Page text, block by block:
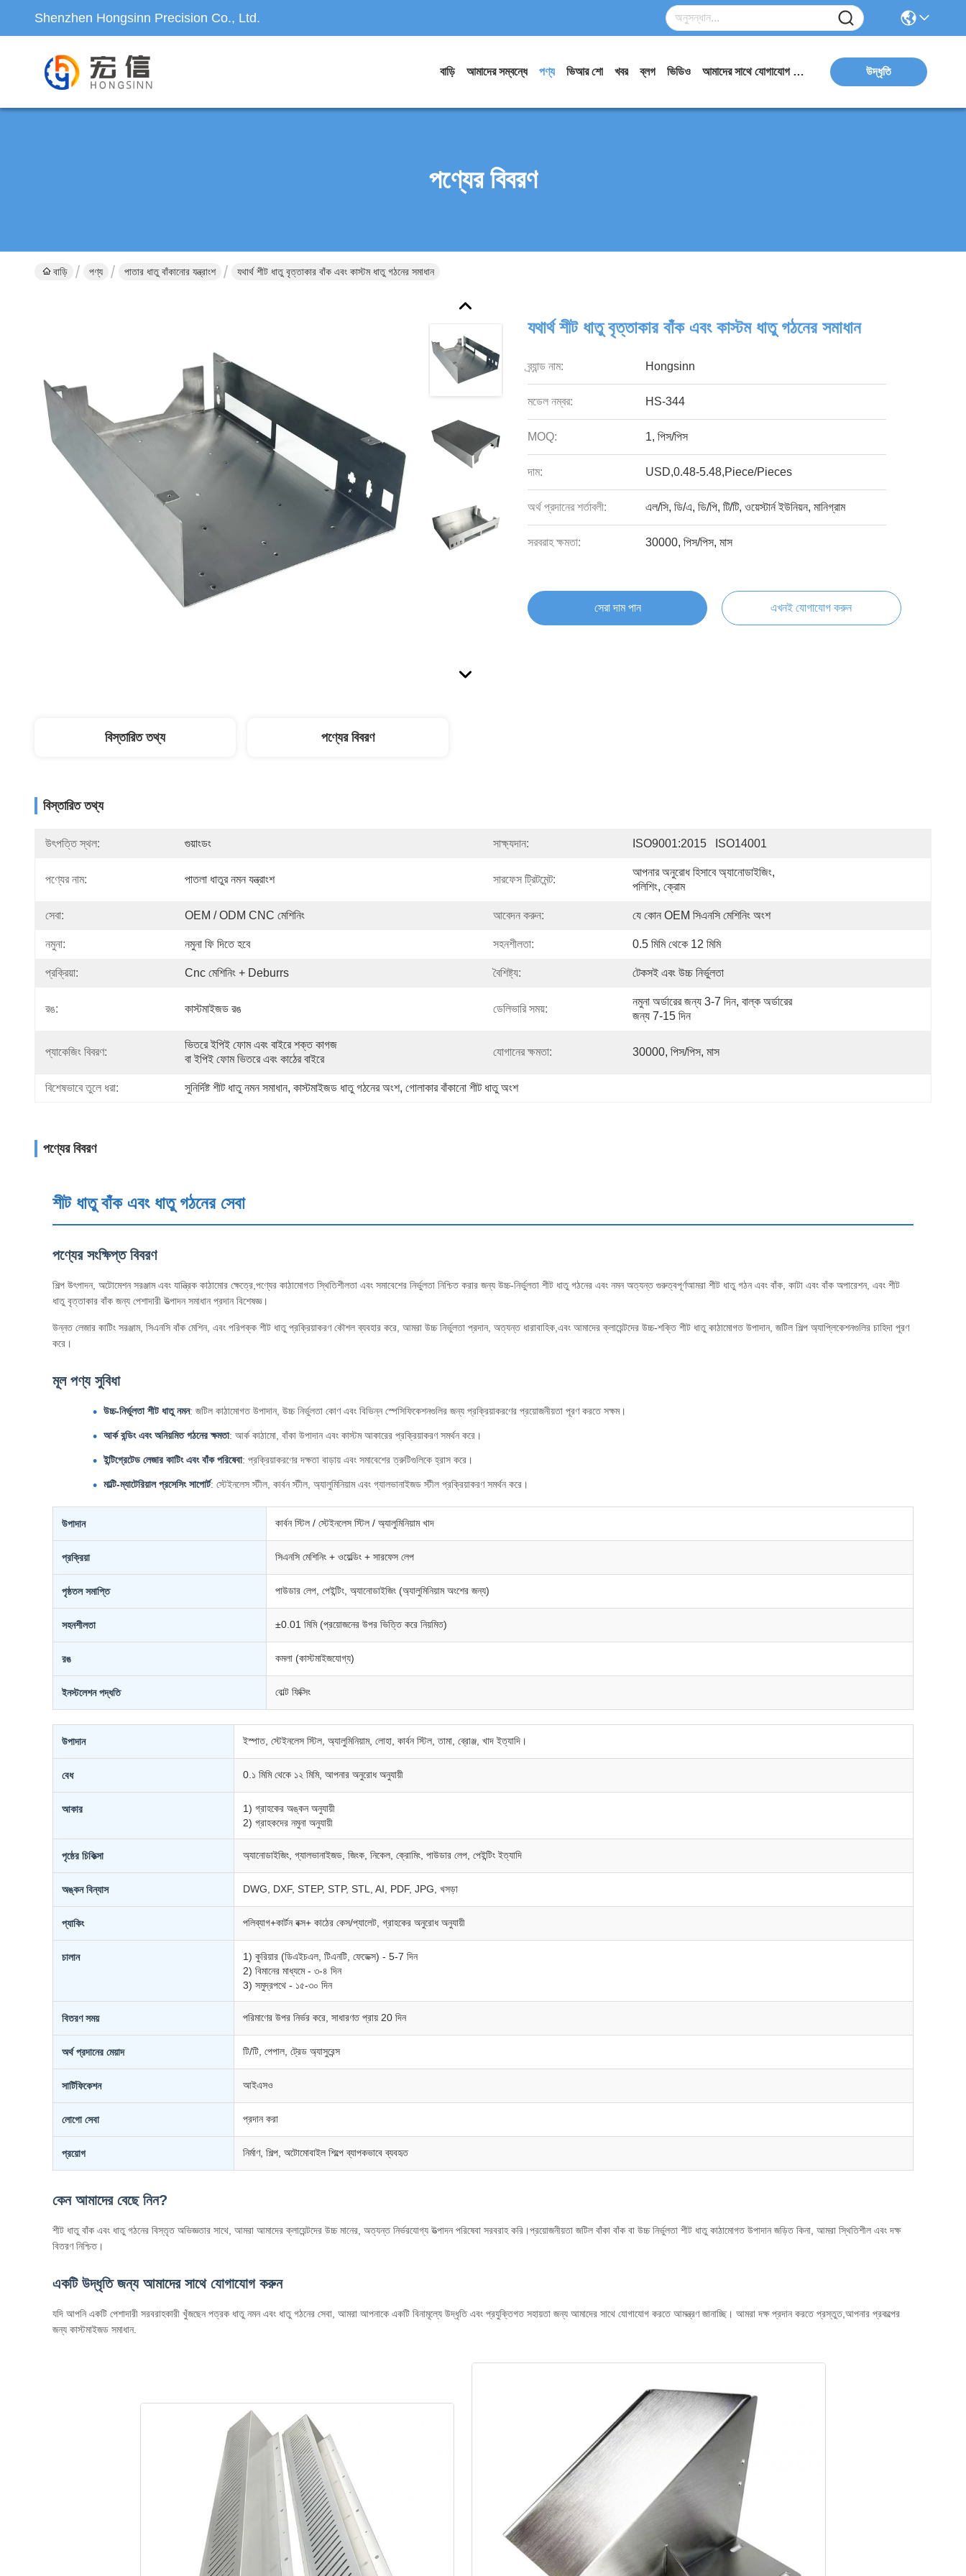
Shenzhen Hongsinn Precision Co., Ltd.
বাড়ি আমাদের সম্বন্ধে পণ্য ভিআর শো খবর ব্লগ ভিডিও আমাদের সাথে যোগাযোগ করুন উদ্ধৃতি
পণ্যের বিবরণ
বাড়ি পণ্য পাতার ধাতু বাঁকানোর যন্ত্রাংশ যথার্থ শীট ধাতু বৃত্তাকার বাঁক এবং কাস্টম ধাতু গঠনের সমাধান
যথার্থ শীট ধাতু বৃত্তাকার বাঁক এবং কাস্টম ধাতু গঠনের সমাধান
ব্র্যান্ড নাম: Hongsinn
মডেল নম্বর: HS-344
MOQ: 1, পিস/পিস
দাম: USD,0.48-5.48,Piece/Pieces
অর্থ প্রদানের শর্তাবলী: এল/সি, ডি/এ, ডি/পি, টি/টি, ওয়েস্টার্ন ইউনিয়ন, মানিগ্রাম
সরবরাহ ক্ষমতা: 30000, পিস/পিস, মাস
সেরা দাম পান এখনই যোগাযোগ করুন
বিস্তারিত তথ্য পণ্যের বিবরণ
বিস্তারিত তথ্য
উৎপত্তি স্থল: গুয়াংডং সাক্ষ্যদান: ISO9001:2015   ISO14001
পণ্যের নাম: পাতলা ধাতুর নমন যন্ত্রাংশ সারফেস ট্রিটমেন্ট:
আপনার অনুরোধ হিসাবে অ্যানোডাইজিং,
পলিশিং, ক্রোম
সেবা: OEM / ODM CNC মেশিনিং আবেদন করুন: যে কোন OEM সিএনসি মেশিনিং অংশ
নমুনা: নমুনা ফি দিতে হবে সহনশীলতা: 0.5 মিমি থেকে 12 মিমি
প্রক্রিয়া: Cnc মেশিনিং + Deburrs বৈশিষ্ট্য: টেকসই এবং উচ্চ নির্ভুলতা
রঙ: কাস্টমাইজড রঙ ডেলিভারি সময়:
নমুনা অর্ডারের জন্য 3-7 দিন, বাল্ক অর্ডারের
জন্য 7-15 দিন
প্যাকেজিং বিবরণ:
ভিতরে ইপিই ফোম এবং বাইরে শক্ত কাগজ
বা ইপিই ফোম ভিতরে এবং কাঠের বাইরে
যোগানের ক্ষমতা: 30000, পিস/পিস, মাস
বিশেষভাবে তুলে ধরা: সুনির্দিষ্ট শীট ধাতু নমন সমাধান, কাস্টমাইজড ধাতু গঠনের অংশ, গোলাকার বাঁকানো শীট ধাতু অংশ
পণ্যের বিবরণ
শীট ধাতু বাঁক এবং ধাতু গঠনের সেবা
পণ্যের সংক্ষিপ্ত বিবরণ
শিল্প উৎপাদন, অটোমেশন সরঞ্জাম এবং যান্ত্রিক কাঠামোর ক্ষেত্রে,পণ্যের কাঠামোগত স্থিতিশীলতা এবং সমাবেশের নির্ভুলতা নিশ্চিত করার জন্য উচ্চ-নির্ভুলতা শীট ধাতু গঠনের এবং নমন অত্যন্ত গুরুত্বপূর্ণআমরা শীট ধাতু গঠন এবং বাঁক, কাটা এবং বাঁক অপারেশন, এবং শীট
ধাতু বৃত্তাকার বাঁক জন্য পেশাদারী উত্পাদন সমাধান প্রদান বিশেষজ্ঞ।
উন্নত লেজার কাটিং সরঞ্জাম, সিএনসি বাঁক মেশিন, এবং পরিপক্ক শীট ধাতু প্রক্রিয়াকরণ কৌশল ব্যবহার করে, আমরা উচ্চ নির্ভুলতা প্রদান, অত্যন্ত ধারাবাহিক,এবং আমাদের ক্লায়েন্টদের উচ্চ-শক্তি শীট ধাতু কাঠামোগত উপাদান, জটিল শিল্প অ্যাপ্লিকেশনগুলির চাহিদা পূরণ
করে।
মূল পণ্য সুবিধা
উচ্চ-নির্ভুলতা শীট ধাতু নমন: জটিল কাঠামোগত উপাদান, উচ্চ নির্ভুলতা কোণ এবং বিভিন্ন স্পেসিফিকেশনগুলির জন্য প্রক্রিয়াকরণের প্রয়োজনীয়তা পূরণ করতে সক্ষম।
আর্ক বন্ডিং এবং অনিয়মিত গঠনের ক্ষমতা: আর্ক কাঠামো, বাঁকা উপাদান এবং কাস্টম আকারের প্রক্রিয়াকরণ সমর্থন করে।
ইন্টিগ্রেটেড লেজার কাটিং এবং বাঁক পরিষেবা: প্রক্রিয়াকরণের দক্ষতা বাড়ায় এবং সমাবেশের ত্রুটিগুলিকে হ্রাস করে।
মাল্টি-ম্যাটেরিয়াল প্রসেসিং সাপোর্ট: স্টেইনলেস স্টীল, কার্বন স্টীল, অ্যালুমিনিয়াম এবং গ্যালভানাইজড স্টীল প্রক্রিয়াকরণ সমর্থন করে।
উপাদান কার্বন স্টিল / স্টেইনলেস স্টিল / অ্যালুমিনিয়াম খাদ
প্রক্রিয়া সিএনসি মেশিনিং + ওয়েল্ডিং + সারফেস লেপ
পৃষ্ঠতল সমাপ্তি পাউডার লেপ, পেইন্টিং, অ্যানোডাইজিং (অ্যালুমিনিয়াম অংশের জন্য)
সহনশীলতা ±0.01 মিমি (প্রয়োজনের উপর ভিত্তি করে নিয়মিত)
রঙ কমলা (কাস্টমাইজযোগ্য)
ইনস্টলেশন পদ্ধতি বোল্ট ফিক্সিং
উপাদান ইস্পাত, স্টেইনলেস স্টিল, অ্যালুমিনিয়াম, লোহা, কার্বন স্টিল, তামা, ব্রোঞ্জ, খাদ ইত্যাদি।
বেধ 0.১ মিমি থেকে ১২ মিমি, আপনার অনুরোধ অনুযায়ী
আকার
1) গ্রাহকের অঙ্কন অনুযায়ী
2) গ্রাহকদের নমুনা অনুযায়ী
পৃষ্ঠের চিকিত্সা অ্যানোডাইজিং, গ্যালভানাইজড, জিংক, নিকেল, ক্রোমিং, পাউডার লেপ, পেইন্টিং ইত্যাদি
অঙ্কন বিন্যাস DWG, DXF, STEP, STP, STL, AI, PDF, JPG, খসড়া
প্যাকিং পলিব্যাগ+কার্টন বক্স+ কাঠের কেস/প্যালেট, গ্রাহকের অনুরোধ অনুযায়ী
চালান
1) কুরিয়ার (ডিএইচএল, টিএনটি, ফেডেক্স) - 5-7 দিন
2) বিমানের মাধ্যমে - ৩-৪ দিন
3) সমুদ্রপথে - ১৫-৩০ দিন
বিতরণ সময় পরিমাণের উপর নির্ভর করে, সাধারণত প্রায় 20 দিন
অর্থ প্রদানের মেয়াদ টি/টি, পেপাল, ট্রেড অ্যাসুরেন্স
সার্টিফিকেশন আইএসও
লোগো সেবা প্রদান করা
প্রয়োগ নির্মাণ, শিল্প, অটোমোবাইল শিল্পে ব্যাপকভাবে ব্যবহৃত
কেন আমাদের বেছে নিন?
শীট ধাতু বাঁক এবং ধাতু গঠনের বিস্তৃত অভিজ্ঞতার সাথে, আমরা আমাদের ক্লায়েন্টদের উচ্চ মানের, অত্যন্ত নির্ভরযোগ্য উত্পাদন পরিষেবা সরবরাহ করি।প্রয়োজনীয়তা জটিল বাঁকা বাঁক বা উচ্চ নির্ভুলতা শীট ধাতু কাঠামোগত উপাদান জড়িত কিনা, আমরা স্থিতিশীল এবং দক্ষ
বিতরণ নিশ্চিত।
একটি উদ্ধৃতি জন্য আমাদের সাথে যোগাযোগ করুন
যদি আপনি একটি পেশাদারী সরবরাহকারী খুঁজছেন পত্রক ধাতু নমন এবং ধাতু গঠনের সেবা, আমরা আপনাকে একটি বিনামূল্যে উদ্ধৃতি এবং প্রযুক্তিগত সহায়তা জন্য আমাদের সাথে যোগাযোগ করতে আমন্ত্রণ জানাচ্ছি। আমরা দক্ষ প্রদান করতে প্রস্তুত,আপনার প্রকল্পের
জন্য কাস্টমাইজড সমাধান.